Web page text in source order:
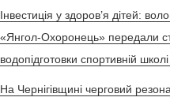
Інвестиція у здоров’я дітей:
«Янгол-Охоронець» передали
водопідготовки спортивній
На Чернігівщині черговий